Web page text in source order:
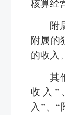
核算经
附
附属的
的收入。
其
收入”
入”、